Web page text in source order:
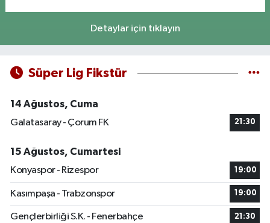
Detaylar için tıklayın
Süper Lig Fikstür
14 Ağustos, Cuma
Galatasaray - Çorum FK
21:30
15 Ağustos, Cumartesi
Konyaspor - Rizespor
19:00
Kasımpaşa - Trabzonspor 19:00
Gençlerbirliği S.K. - Fenerbahçe 21:30